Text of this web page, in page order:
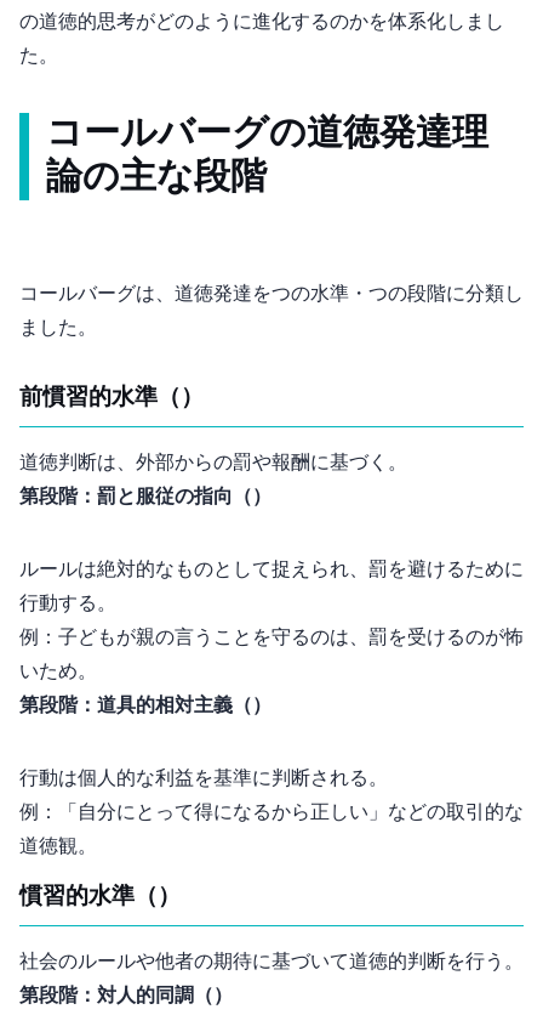
の道徳的思考がどのように進化するのかを体系化しまし
た。
コールバーグの道徳発達理
論の主な段階
コールバーグは、道徳発達を3つの水準・6つの段階に分類し
ました。
前慣習的水準（Pre-Conventional Level）
道徳判断は、外部からの罰や報酬に基づく。
第1段階：罰と服従の指向（Obedience and Punishment Orientation）
ルールは絶対的なものとして捉えられ、罰を避けるために
行動する。
例：子どもが親の言うことを守るのは、罰を受けるのが怖
いため。
第2段階：道具的相対主義（Instrumental Relativist Orientation）
行動は個人的な利益を基準に判断される。
例：「自分にとって得になるから正しい」などの取引的な
道徳観。
慣習的水準（Conventional Level）
社会のルールや他者の期待に基づいて道徳的判断を行う。
第3段階：対人的同調（Good Interpersonal Relationships）